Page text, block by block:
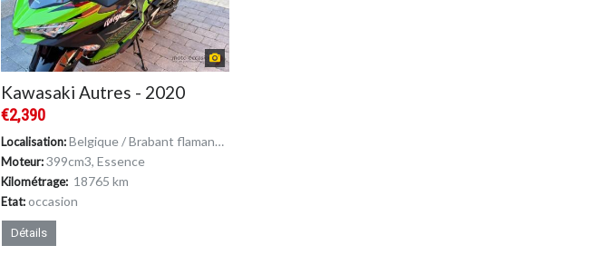
Kawasaki Autres - 2020
€2,390
Localisation:Belgique / Brabant flamand / Machelen
Moteur:399cm3, Essence
Kilométrage:18765 km
Etat:occasion
Détails